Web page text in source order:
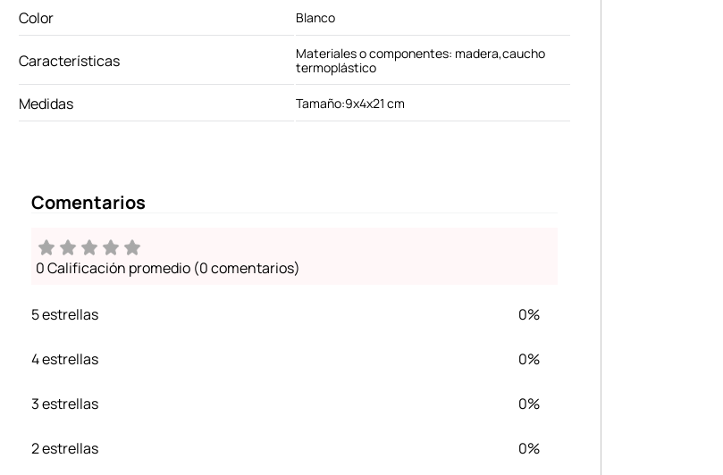
Color Blanco
Características
Materiales o componentes: madera,caucho
termoplástico
Medidas Tamaño:9x4x21 cm
Comentarios
0 Calificación promedio (0 comentarios)
5 estrellas 0%
4 estrellas 0%
3 estrellas 0%
2 estrellas 0%